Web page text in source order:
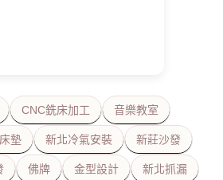
CNC銑床加工 音樂教室
墊 新北冷氣安裝 新莊沙發
佛牌 金型設計 新北抓漏